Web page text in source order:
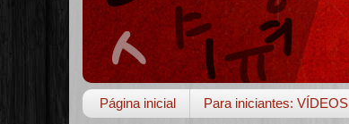
Página inicial Para iniciantes: VÍDEOS